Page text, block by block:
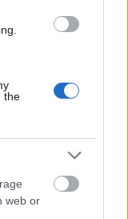
the
web or
από καρκίνο